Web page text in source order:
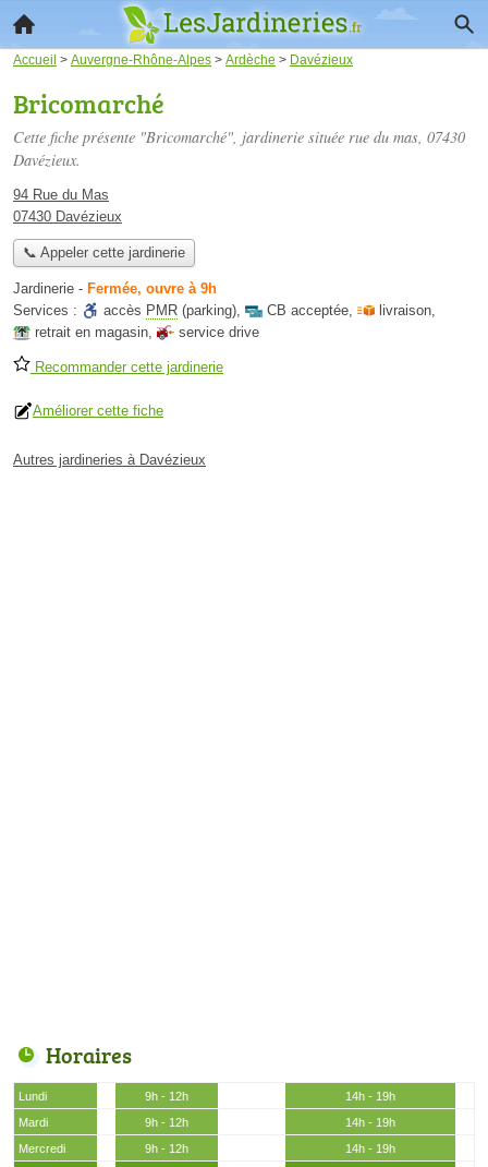
Accueil > Auvergne-Rhône-Alpes > Ardèche > Davézieux
Bricomarché
Cette fiche présente "Bricomarché", jardinerie située rue du mas, 07430
Davézieux.
94 Rue du Mas
07430 Davézieux
📞 Appeler cette jardinerie
Jardinerie - Fermée, ouvre à 9h
Services :
accès PMR (parking), CB acceptée, livraison,
retrait en magasin, service drive
Recommander cette jardinerie
Améliorer cette fiche
Autres jardineries à Davézieux
Horaires
Lundi 9h - 12h
14h - 19h
Mardi
9h - 12h
14h - 19h
Mercredi
9h - 12h
14h - 19h